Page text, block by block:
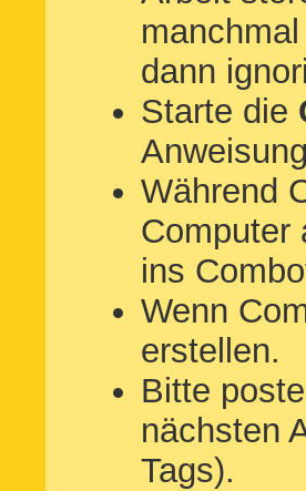
dann
Starte die
Während
Computer
ins
Wenn
erstellen.
Bitte
nächsten
Tags).